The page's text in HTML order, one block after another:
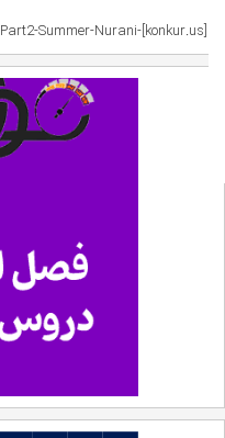
Part2-Summer-Nurani-[konkur.us]